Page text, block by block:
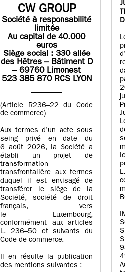
CW GROUP
Société à responsabilité
limitée
Au capital de 40.000
euros
Siège social : 330 allée
des Hêtres – Bâtiment D
– 69760 Limonest
523 385 870 RCS LYON
(Article R236–22 du Code
de commerce)
Aux termes d’un acte sous
seing privé en date du
6 août 2026, la Société a
établi un projet de
transformation
transfrontalière aux termes
duquel il est envisagé de
transférer le siège de la
Société, société de droit
français, vers
le Luxembourg,
conformément aux articles
L. 236–50 et suivants du
Code de commerce.
Il en résulte la publication
des mentions suivantes :